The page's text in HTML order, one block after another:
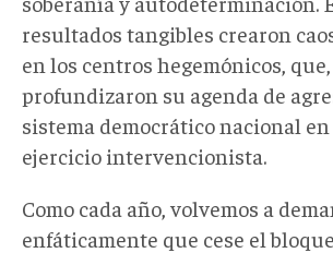
resultados tangibles crearon
en los centros hegemónicos, que,
profundizaron su agenda de
sistema democrático nacional
ejercicio intervencionista.
Como cada año, volvemos a
enfáticamente que cese el